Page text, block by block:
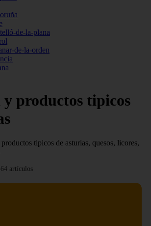
de-la-plana
de-la-orden
productos tipicos
tipicos de asturias, quesos, licores,
artículos